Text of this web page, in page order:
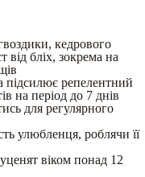
кедрового
від бліх, зокрема на
підсилює репелентний
на період до 7 днів
для регулярного
улюбленця, роблячи її
віком понад 12